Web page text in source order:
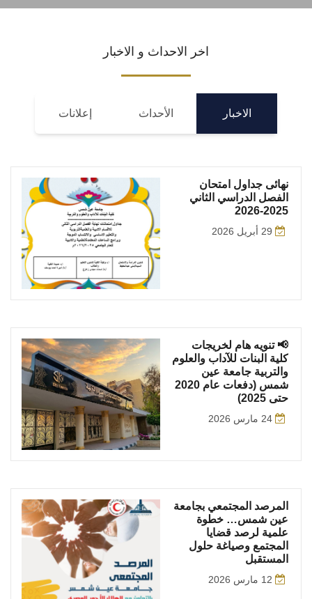
اخر الاحداث و الاخبار
الاخبار الأحداث إعلانات
نهائى جداول امتحان
الفصل الدراسي الثاني
2025-2026
29 أبريل 2026
📢 تنويه هام لخريجات
كلية البنات للآداب والعلوم
والتربية جامعة عين
شمس (دفعات عام 2020
حتى 2025)
24 مارس 2026
المرصد المجتمعي بجامعة
عين شمس… خطوة
علمية لرصد قضايا
المجتمع وصياغة حلول
المستقبل
12 مارس 2026